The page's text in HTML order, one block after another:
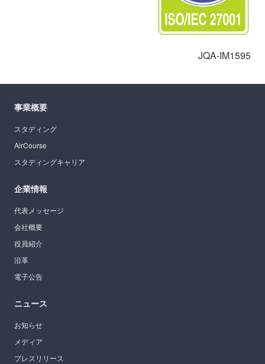
JQA-IM1595
事業概要
スタディング
AirCourse
スタディングキャリア
企業情報
代表メッセージ
会社概要
役員紹介
沿革
電子公告
ニュース
お知らせ
メディア
プレスリリース